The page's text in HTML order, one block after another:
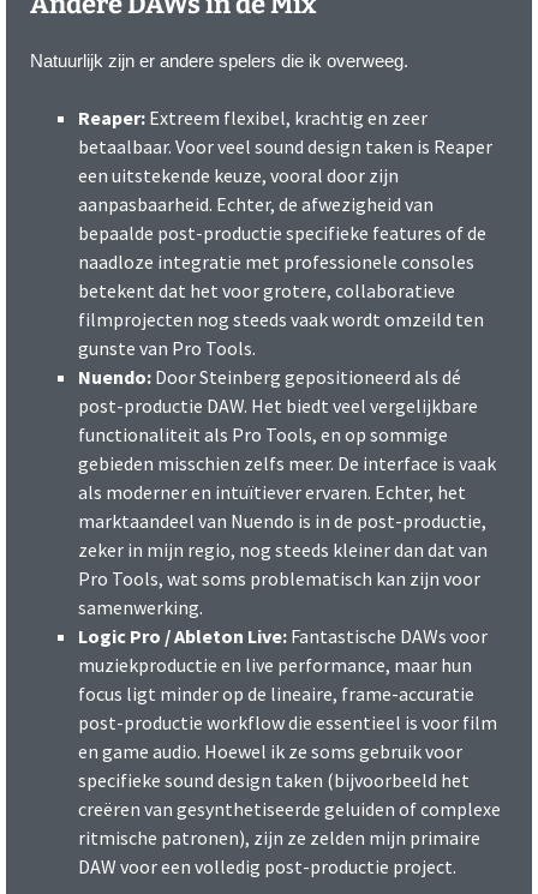
Natuurlijk zijn er andere spelers die ik overweeg.
Reaper: Extreem flexibel, krachtig en zeer
betaalbaar. Voor veel sound design taken is Reaper
een uitstekende keuze, vooral door zijn
aanpasbaarheid. Echter, de afwezigheid van
bepaalde post-productie specifieke features of de
naadloze integratie met professionele consoles
betekent dat het voor grotere, collaboratieve
filmprojecten nog steeds vaak wordt omzeild ten
gunste van Pro Tools.
Nuendo: Door Steinberg gepositioneerd als dé
post-productie DAW. Het biedt veel vergelijkbare
functionaliteit als Pro Tools, en op sommige
gebieden misschien zelfs meer. De interface is vaak
als moderner en intuïtiever ervaren. Echter, het
marktaandeel van Nuendo is in de post-productie,
zeker in mijn regio, nog steeds kleiner dan dat van
Pro Tools, wat soms problematisch kan zijn voor
samenwerking.
Logic Pro / Ableton Live: Fantastische DAWs voor
muziekproductie en live performance, maar hun
focus ligt minder op de lineaire, frame-accuratie
post-productie workflow die essentieel is voor film
en game audio. Hoewel ik ze soms gebruik voor
specifieke sound design taken (bijvoorbeeld het
creëren van gesynthetiseerde geluiden of complexe
ritmische patronen), zijn ze zelden mijn primaire
DAW voor een volledig post-productie project.